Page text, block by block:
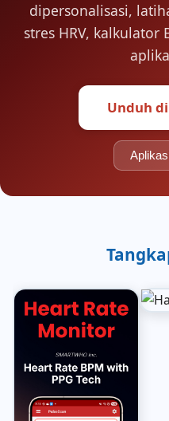
dipersonalisasi,
stres HRV,
Unduh